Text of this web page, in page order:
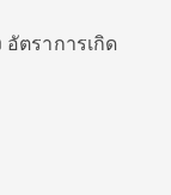
อัตราการเกิด